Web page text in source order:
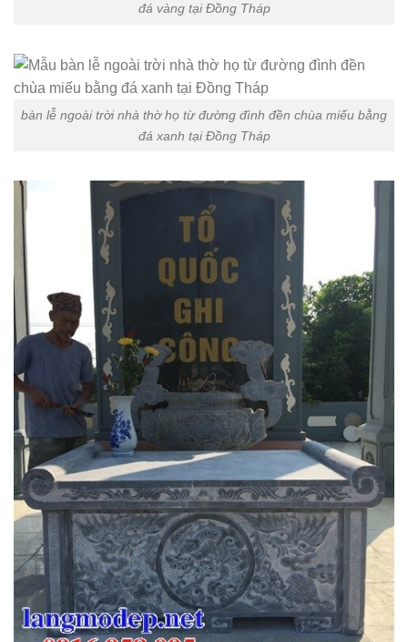
đá vàng tại Đồng Tháp
bàn lễ ngoài trời nhà thờ họ từ đường đình đền chùa miếu bằng
đá xanh tại Đồng Tháp